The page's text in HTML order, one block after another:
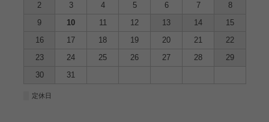
2
3 4 5 6 7
8
9
10 11 12 13 14
15
16
17 18 19 20 21
22
23
24 25 26 27 28
29
30
31
定休日